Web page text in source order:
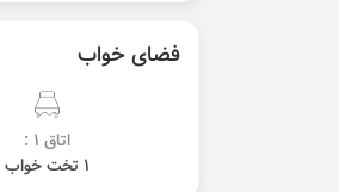
فضای خواب
اتاق 1 :
1 تخت خواب